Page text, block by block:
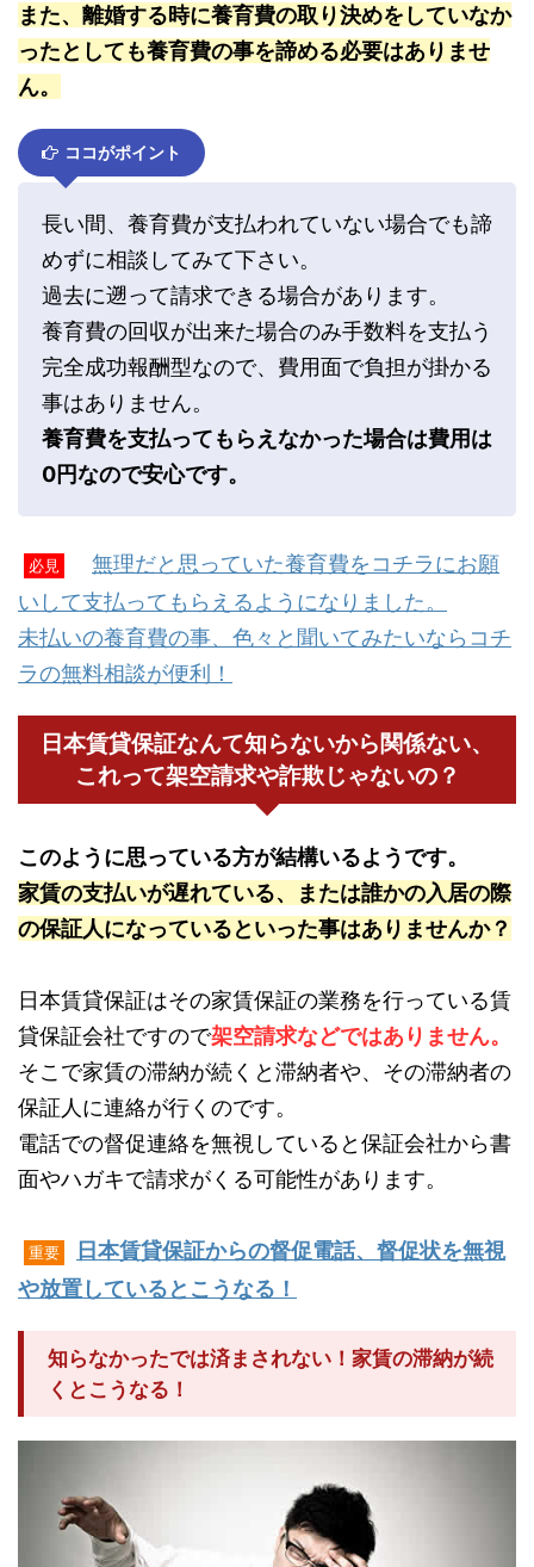
また、離婚する時に養育費の取り決めをしていなか
ったとしても養育費の事を諦める必要はありませ
ん。
ココがポイント
長い間、養育費が支払われていない場合でも諦
めずに相談してみて下さい。
過去に遡って請求できる場合があります。
養育費の回収が出来た場合のみ手数料を支払う
完全成功報酬型なので、費用面で負担が掛かる
事はありません。
養育費を支払ってもらえなかった場合は費用は
0円なので安心です。
必見
無理だと思っていた養育費をコチラにお願
いして支払ってもらえるようになりました。
未払いの養育費の事、色々と聞いてみたいならコチ
ラの無料相談が便利！
日本賃貸保証なんて知らないから関係ない、
これって架空請求や詐欺じゃないの？
このように思っている方が結構いるようです。
家賃の支払いが遅れている、または誰かの入居の際
の保証人になっているといった事はありませんか？
日本賃貸保証はその家賃保証の業務を行っている賃
貸保証会社ですので架空請求などではありません。
そこで家賃の滞納が続くと滞納者や、その滞納者の
保証人に連絡が行くのです。
電話での督促連絡を無視していると保証会社から書
面やハガキで請求がくる可能性があります。
重要
日本賃貸保証からの督促電話、督促状を無視
や放置しているとこうなる！
知らなかったでは済まされない！家賃の滞納が続
くとこうなる！